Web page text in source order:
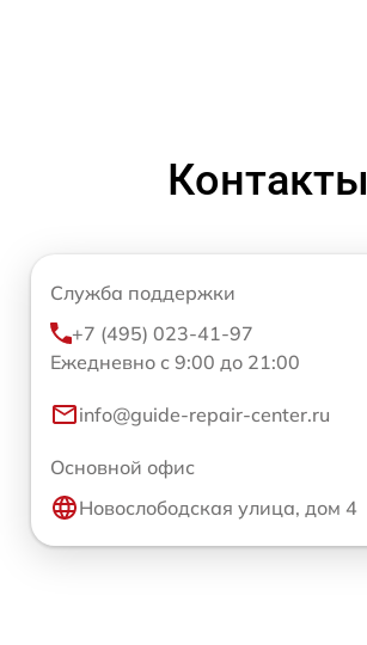
Контакты
Служба поддержки
+7 (495) 023-41-97
Ежедневно с 9:00 до 21:00
info@guide-repair-center.ru
Основной офис
Новослободская улица, дом 4